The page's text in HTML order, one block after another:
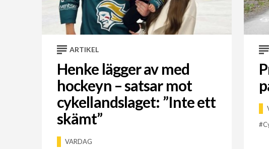
ARTIKEL
Henke lägger av med
hockeyn – satsar mot
cykellandslaget: ”Inte ett
skämt”
VARDAG